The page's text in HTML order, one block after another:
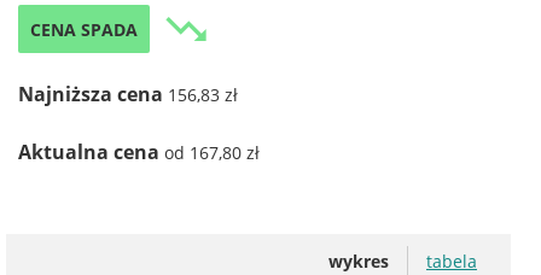
CENA SPADA trending_down
Najniższa cena 156,83 zł
Aktualna cena od 167,80 zł
wykres tabela